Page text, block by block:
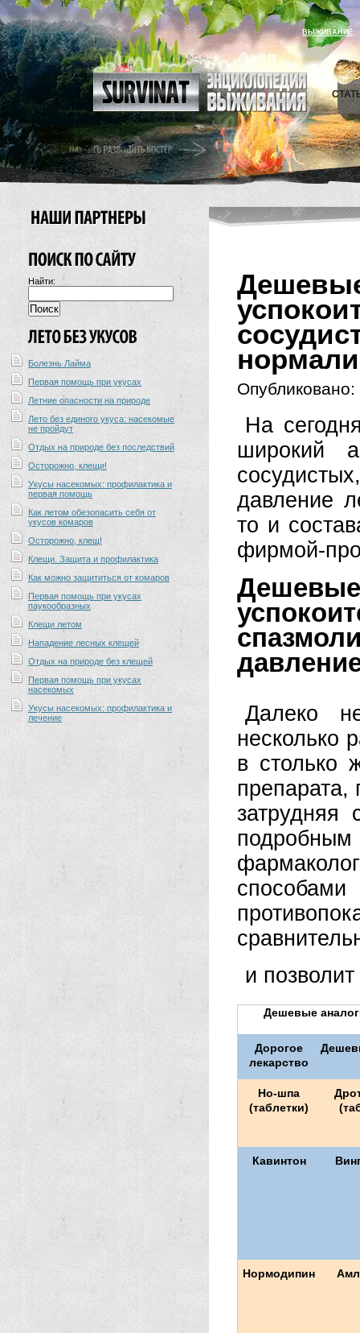
ВЫЖИВАНИЕ
Найти:
Болезнь Лайма
Первая помощь при укусах
Летние опасности на природе
Лето без единого укуса: насекомые
не пройдут
Отдых на природе без последствий
Осторожно, клещи!
Укусы насекомых: профилактика и
первая помощь
Как летом обезопасить себя от
укусов комаров
Осторожно, клещ!
Клещи. Защита и профилактика
Как можно защититься от комаров
Первая помощь при укусах
паукообразных
Клещи летом
Нападение лесных клещей
Отдых на природе без клещей
Первая помощь при укусах
насекомых
Укусы насекомых: профилактика и
лечение
Опубликовано:
На
широкий
давление
то и
фирмой-
Далеко
несколько
в столько
затрудняя
и
Дешевые
Дорогое
лекарство
Но-шпа
(таблетки)
Кавинтон
Нормодипин